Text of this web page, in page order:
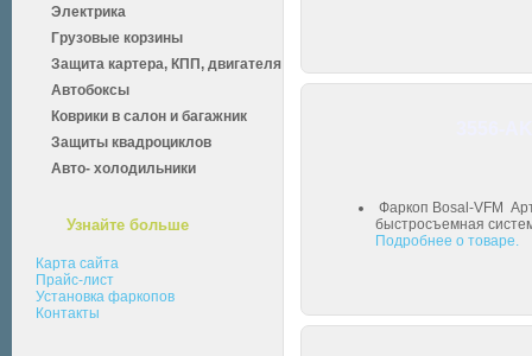
Электрика
Грузовые корзины
Защита картера, КПП, двигателя
Автобоксы
Коврики в салон и багажник
Защиты квадроциклов
Авто- холодильники
Узнайте больше
Карта сайта
Прайс-лист
Установка фаркопов
Контакты
Фаркоп Bosal-VFM
быстросъемная
Подробнее о товаре.